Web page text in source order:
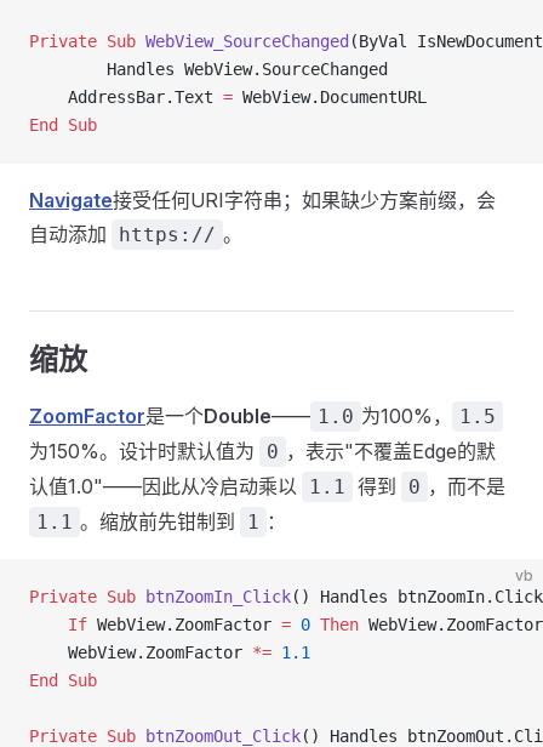
Private Sub WebView_SourceChanged (ByVal
        Handles WebView.SourceChanged
    AddressBar.Text
= WebView.DocumentURL
End Sub
Navigate接受任何URI字符串；如果缺少方案前缀，会
自动添加
https:// 。
缩放
ZoomFactor是一个Double—— 1.0 为100%， 1.5
为150%。设计时默认值为 0 ，表示"不覆盖Edge的默
认值1.0"——因此从冷启动乘以
1.1 得到 0 ，而不是
1.1 。缩放前先钳制到 1 ：
vb
Private Sub btnZoomIn_Click() Handles btnZoomIn.Click
    If
WebView.ZoomFactor = 0 Then
    WebView.ZoomFactor
*= 1.1
End Sub
Private Sub btnZoomOut_Click() Handles